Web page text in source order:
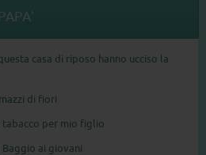
casa di riposo hanno ucciso la
di fiori
tabacco per mio figlio
ai giovani